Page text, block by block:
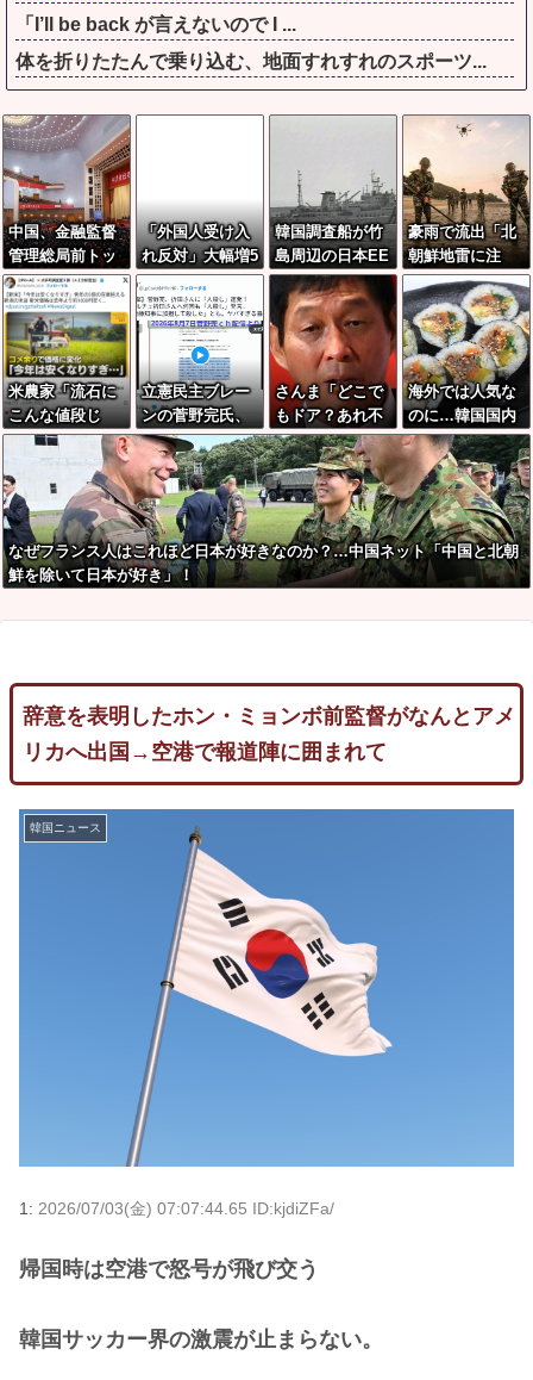
「I’ll be back が言えないので I ...
体を折りたたんで乗り込む、地面すれすれのスポーツ...
中国、金融監督
管理総局前トッ
プの全人代代表
資格を剥奪…重
大な規律違反
で！
「外国人受け入
れ反対」大幅増5
6.3(%) 東大調
査 前回から20
ポイント以上の
韓国調査船が竹
島周辺の日本EE
Z内で調査か、
ワイヤのような
もの海中に投
入…外務省が抗
議！
豪雨で流出「北
朝鮮地雷に注
意」、2週間で1
2個発見…韓国北
西部！
米農家「流石に
こんな値段じ
ゃ、米作り辞め
る人、出るんじ
ゃないかな
あ？？」
立憲民主ブレー
ンの菅野完氏、
メルチュ折田社
長に人殺しを連
呼
さんま「どこで
もドア？あれ不
便やで」
海外では人気な
のに…韓国国内
で消えゆくキン
パ店
なぜフランス人はこれほど日本が好きなのか？…中国ネット「中国と北朝
鮮を除いて日本が好き」！
辞意を表明したホン・ミョンボ前監督がなんとアメ
リカへ出国→空港で報道陣に囲まれて
韓国ニュース
1: 2026/07/03(金) 07:07:44.65 ID:kjdiZFa/
帰国時は空港で怒号が飛び交う
韓国サッカー界の激震が止まらない。